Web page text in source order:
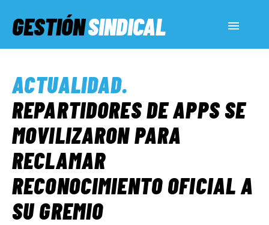
GESTIÓNSINDICAL
SERVICIOS SOCIALES
INFORMES ESPECIALES
FUERA DE MEGÁFONO
ACTUALIDAD.
REPARTIDORES DE APPS SE
MOVILIZARON PARA
RECLAMAR
RECONOCIMIENTO OFICIAL A
SU GREMIO